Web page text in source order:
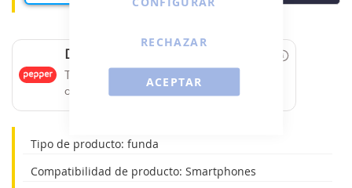
ACEPTAR
RECHAZAR
Date un capricho
Tus compras de 60€ a 2000€ financiadas
con Pepper.
Tipo de producto: funda
Compatibilidad de producto: Smartphones